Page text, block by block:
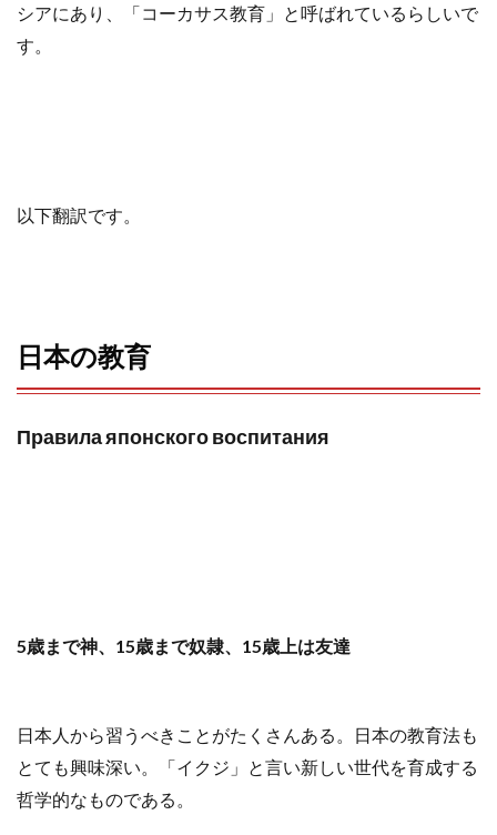
b t n
シアにあり、「コーカサス教育」と呼ばれているらしいで
す。
以下翻訳です。
日本の教育
Правила японского воспитания
5歳まで神、15歳まで奴隷、15歳上は友達
日本人から習うべきことがたくさんある。日本の教育法も
とても興味深い。「イクジ」と言い新しい世代を育成する
哲学的なものである。